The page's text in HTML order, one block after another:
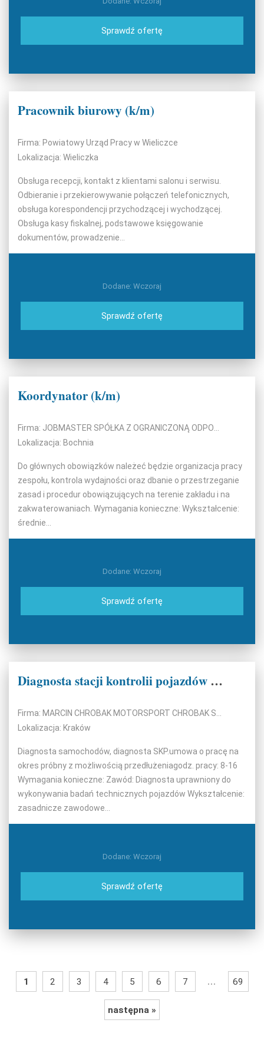
Sprawdź ofertę
Pracownik biurowy (k/m)
Firma: Powiatowy Urząd Pracy w Wieliczce
Lokalizacja: Wieliczka
Obsługa recepcji, kontakt z klientami salonu i serwisu.
Odbieranie i przekierowywanie połączeń telefonicznych,
obsługa korespondencji przychodzącej i wychodzącej.
Obsługa kasy fiskalnej, podstawowe księgowanie
dokumentów, prowadzenie...
Dodane: Wczoraj
Sprawdź ofertę
Koordynator (k/m)
Lokalizacja: Bochnia
Do głównych obowiązków należeć będzie organizacja pracy
zespołu, kontrola wydajności oraz dbanie o przestrzeganie
zasad i procedur obowiązujących na terenie zakładu i na
zakwaterowaniach. Wymagania konieczne: Wykształcenie:
średnie...
Dodane: Wczoraj
Sprawdź ofertę
Diagnosta stacji kontrolii pojazdów k/m
Lokalizacja: Kraków
Diagnosta samochodów, diagnosta SKP.umowa o pracę na
okres próbny z możliwością przedłużeniagodz. pracy: 8-16
Wymagania konieczne: Zawód: Diagnosta uprawniony do
wykonywania badań technicznych pojazdów Wykształcenie:
zasadnicze zawodowe...
Dodane: Wczoraj
Sprawdź ofertę
1 2 3 4 5 6 7 ... 69
następna »